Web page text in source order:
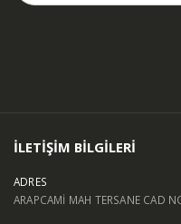
İLETİŞİM BİLGİLERİ
ADRES
ARAPCAMİ MAH TERSANE CAD